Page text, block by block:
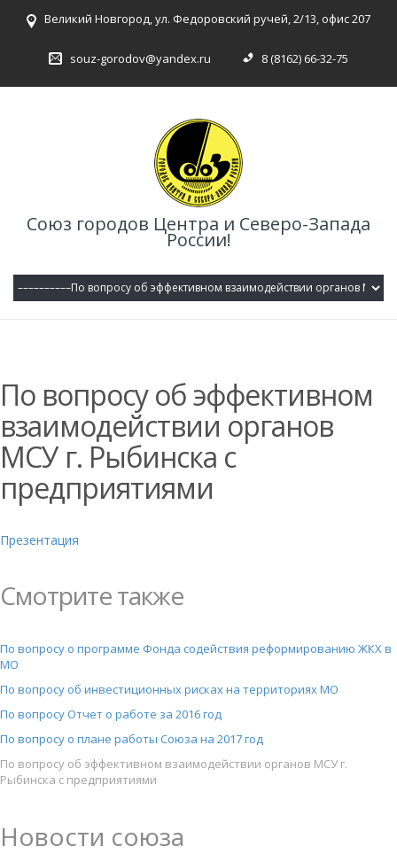
Великий Новгород, ул. Федоровский ручей, 2/13, офис 207
souz-gorodov@yandex.ru 8 (8162) 66-32-75
Союз городов Центра и Северо-Запада
России!
По вопросу об эффективном
взаимодействии органов
МСУ г. Рыбинска с
предприятиями
Презентация
Смотрите также
По вопросу о программе Фонда содействия реформированию ЖКХ в
МО
По вопросу об инвестиционных рисках на территориях МО
По вопросу Отчет о работе за 2016 год
По вопросу о плане работы Союза на 2017 год
По вопросу об эффективном взаимодействии органов МСУ г.
Рыбинска с предприятиями
Новости союза